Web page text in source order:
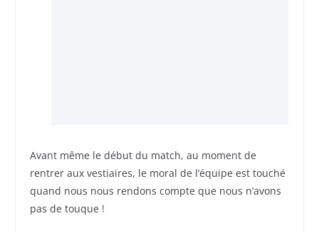
Avant même le début du match, au moment de
rentrer aux vestiaires, le moral de l’équipe est touché
quand nous nous rendons compte que nous n’avons
pas de touque !